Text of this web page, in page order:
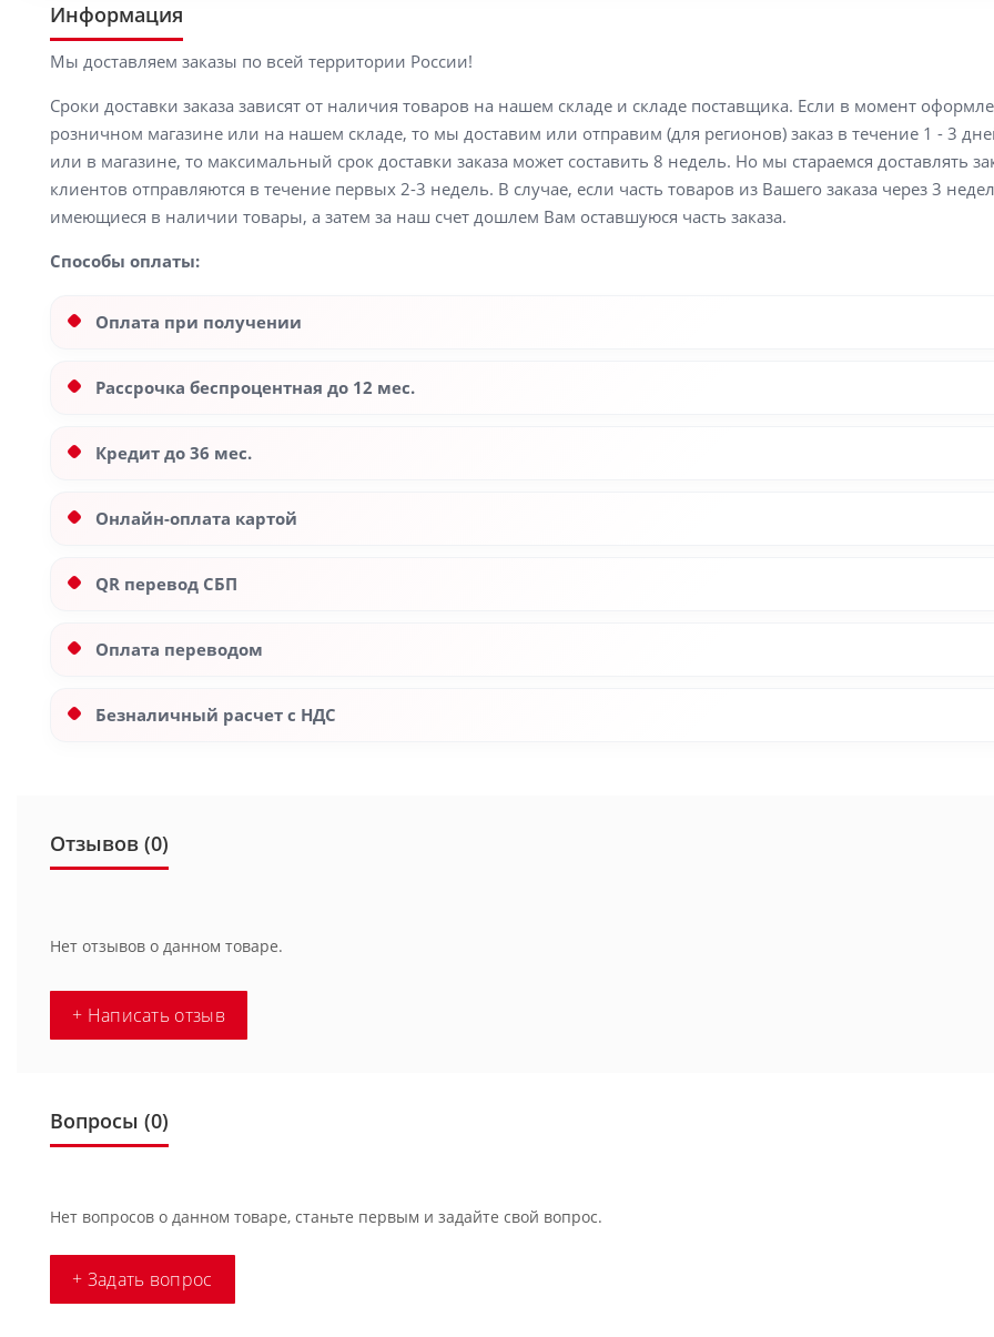
Информация
Мы доставляем заказы по всей территории России!
Сроки доставки заказа зависят от наличия товаров на нашем складе и складе поставщика. Если в момент
розничном магазине или на нашем складе, то мы доставим или отправим (для регионов) заказ в течение 1 - 3
или в магазине, то максимальный срок доставки заказа может составить 8 недель. Но мы стараемся доставлять
клиентов отправляются в течение первых 2-3 недель. В случае, если часть товаров из Вашего заказа через 3
имеющиеся в наличии товары, а затем за наш счет дошлем Вам оставшуюся часть заказа.
Способы оплаты:
Оплата при получении
Рассрочка беспроцентная до 12 мес.
Кредит до 36 мес.
Онлайн-оплата картой
QR перевод СБП
Оплата переводом
Безналичный расчет с НДС
Отзывов (0)
Нет отзывов о данном товаре.
+ Написать отзыв
Вопросы (0)
Нет вопросов о данном товаре, станьте первым и задайте свой вопрос.
+ Задать вопрос